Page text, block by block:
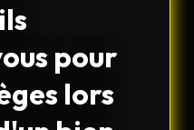
pour
lors